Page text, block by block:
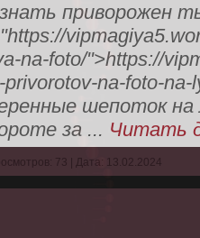
приворожен
na-foto/">https://
na-foto-
шепоток
за ... Читать
73 | Дата: 13.02.2024